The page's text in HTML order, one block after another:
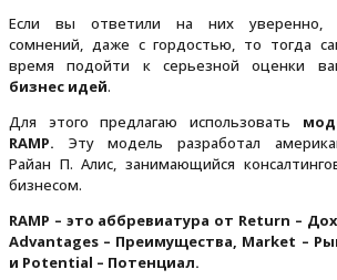
Если вы ответили на них уверенно,
сомнений, даже с гордостью, то тогда
время подойти к серьезной оценки
бизнес идей.
Для этого предлагаю использовать
RAMP. Эту модель разработал
Райан П. Алис, занимающийся
бизнесом.
RAMP – это аббревиатура от Return –
Advantages – Преимущества, Market –
и Potential – Потенциал.